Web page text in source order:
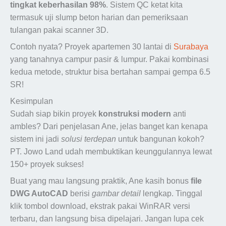
tingkat keberhasilan 98%. Sistem QC ketat kita
termasuk uji slump beton harian dan pemeriksaan
tulangan pakai scanner 3D.
Contoh nyata? Proyek apartemen 30 lantai di Surabaya
yang tanahnya campur pasir & lumpur. Pakai kombinasi
kedua metode, struktur bisa bertahan sampai gempa 6.5
SR!
Kesimpulan
Sudah siap bikin proyek konstruksi modern anti
ambles? Dari penjelasan Ane, jelas banget kan kenapa
sistem ini jadi solusi terdepan untuk bangunan kokoh?
PT. Jowo Land udah membuktikan keunggulannya lewat
150+ proyek sukses!
Buat yang mau langsung praktik, Ane kasih bonus file
DWG AutoCAD berisi gambar detail lengkap. Tinggal
klik tombol download, ekstrak pakai WinRAR versi
terbaru, dan langsung bisa dipelajari. Jangan lupa cek